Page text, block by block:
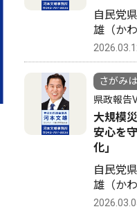
自民党
雄（か
さがみ
県政報告
大規模
安心を
化｣
自民党
雄（か